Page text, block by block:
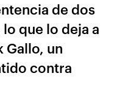
de dos
que lo deja a
Gallo, un
contra